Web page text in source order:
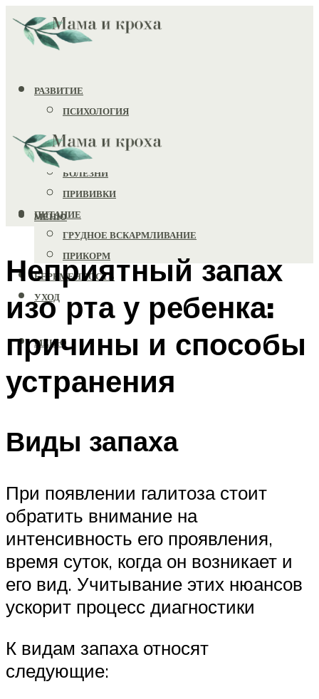
РАЗВИТИЕ
ПСИХОЛОГИЯ
ИГРУШКИ
ЗДОРОВЬЕ
БОЛЕЗНИ
ПРИВИВКИ
ПИТАНИЕ
ГРУДНОЕ ВСКАРМЛИВАНИЕ
ПРИКОРМ
БЕРЕМЕННОСТЬ
УХОД
МЕНЮ
МЕНЮ
Неприятный запах
изо рта у ребенка:
причины и способы
устранения
Виды запаха
При появлении галитоза стоит
обратить внимание на
интенсивность его проявления,
время суток, когда он возникает и
его вид. Учитывание этих нюансов
ускорит процесс диагностики
К видам запаха относят
следующие: